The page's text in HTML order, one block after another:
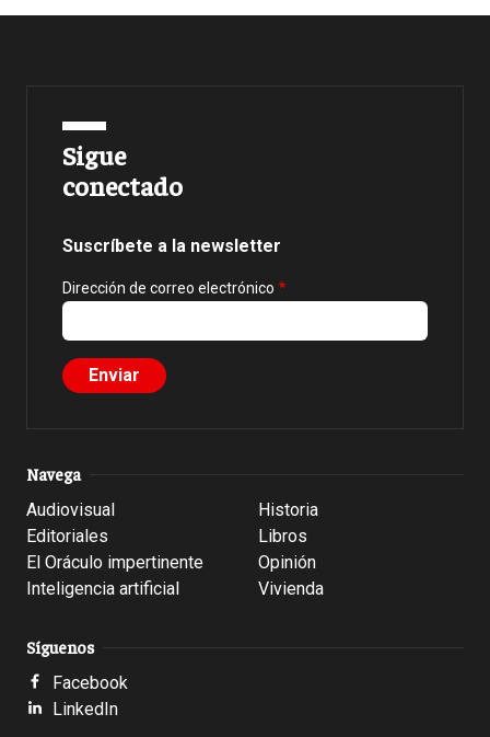
Sigue
conectado
Suscríbete a la newsletter
Dirección de correo electrónico
Navega
Audiovisual
Editoriales
El Oráculo impertinente
Inteligencia artificial
Historia
Libros
Opinión
Vivienda
Síguenos
Facebook
LinkedIn